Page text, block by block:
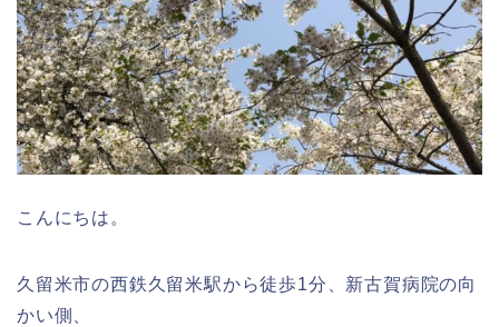
こんにちは。
久留米市の西鉄久留米駅から徒歩1分、新古賀病院の向
かい側、